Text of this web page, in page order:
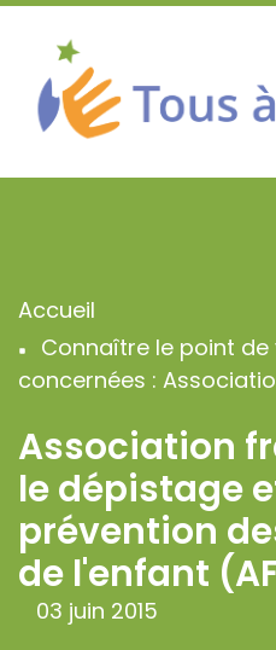
Aller
contenu
principal
Fil
d'Ariane
Accueil
Connaître le point
concernées :
Association
le dépistage
prévention
de l'enfant
03 juin 2015